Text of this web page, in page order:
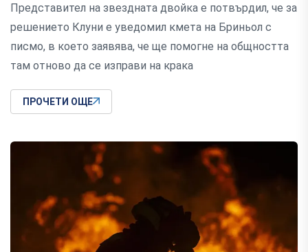
Представител на звездната двойка е потвърдил, че за
решението Клуни е уведомил кмета на Бриньол с
писмо, в което заявява, че ще помогне на общността
там отново да се изправи на крака
ПРОЧЕТИ ОЩЕ